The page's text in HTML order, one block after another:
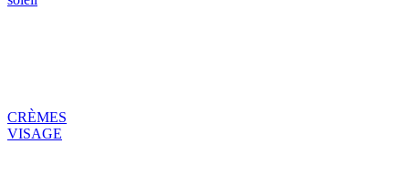
CRÈMES
VISAGE